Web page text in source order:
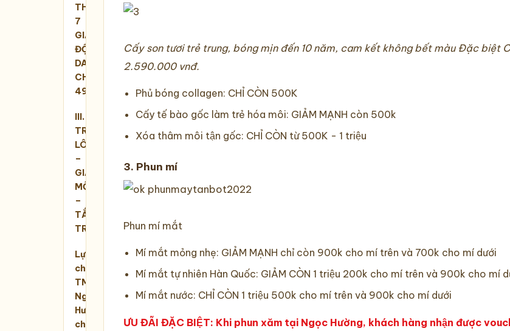
THÁNG
7
GIẢI
ĐỘC
DA
CHỈ
490K
III.
TRIỆT
LÔNG
–
GIẢM
MỠ
–
TẮM
TRẮNG
Lựa
chọn
TMV
Ngọc
Hường
cho
Cấy son tươi trẻ trung, bóng mịn đến 10 năm, cam kết không bết màu Đặc biệt
2.590.000 vnđ.
Phủ bóng collagen: CHỈ CÒN 500K
Cấy tế bào gốc làm trẻ hóa môi: GIẢM MẠNH còn 500k
Xóa thâm môi tận gốc: CHỈ CÒN từ 500K - 1 triệu
3. Phun mí
Phun mí mắt
Mí mắt mỏng nhẹ: GIẢM MẠNH chỉ còn 900k cho mí trên và 700k cho mí dưới
Mí mắt tự nhiên Hàn Quốc: GIẢM CÒN 1 triệu 200k cho mí trên và 900k cho mí
Mí mắt nước: CHỈ CÒN 1 triệu 500k cho mí trên và 900k cho mí dưới
ƯU ĐÃI ĐẶC BIỆT: Khi phun xăm tại Ngọc Hường, khách hàng nhận được